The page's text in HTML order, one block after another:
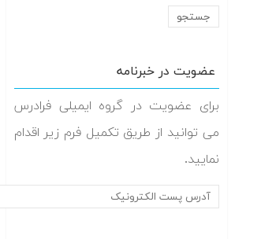
عضویت در خبرنامه
برای عضویت در گروه ایمیلی فرادرس
می توانید از طریق تکمیل فرم زیر اقدام
نمایید.